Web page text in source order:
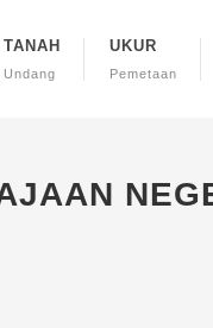
TANAH
Undang
UKUR
Pemetaan